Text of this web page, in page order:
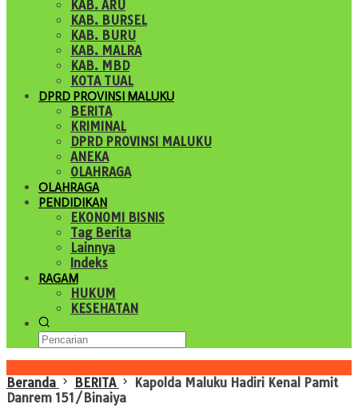
KAB. ARU
KAB. BURSEL
KAB. BURU
KAB. MALRA
KAB. MBD
KOTA TUAL
DPRD PROVINSI MALUKU
BERITA
KRIMINAL
DPRD PROVINSI MALUKU
ANEKA
OLAHRAGA
OLAHRAGA
PENDIDIKAN
EKONOMI BISNIS
Tag Berita
Lainnya
Indeks
RAGAM
HUKUM
KESEHATAN
Beranda
BERITA
Kapolda Maluku Hadiri Kenal Pamit
Danrem 151/Binaiya